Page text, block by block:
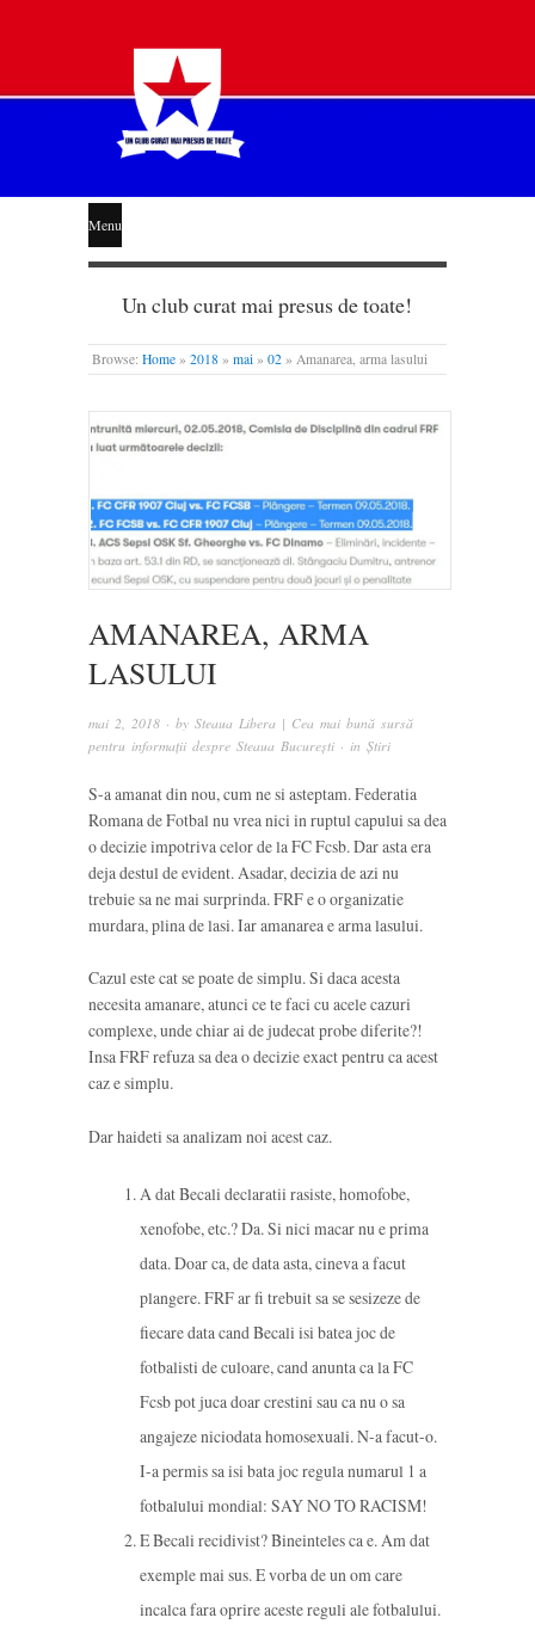
STEAUA
LIBERĂ
Menu
Un club curat mai presus de toate!
Browse: Home » 2018 » mai » 02 » Amanarea, arma lasului
AMANAREA, ARMA
LASULUI
mai 2, 2018 · by Steaua Libera | Cea mai bună sursă
pentru informații despre Steaua București · in Știri
S-a amanat din nou, cum ne si asteptam. Federatia
Romana de Fotbal nu vrea nici in ruptul capului sa dea
o decizie impotriva celor de la FC Fcsb. Dar asta era
deja destul de evident. Asadar, decizia de azi nu
trebuie sa ne mai surprinda. FRF e o organizatie
murdara, plina de lasi. Iar amanarea e arma lasului.
Cazul este cat se poate de simplu. Si daca acesta
necesita amanare, atunci ce te faci cu acele cazuri
complexe, unde chiar ai de judecat probe diferite?!
Insa FRF refuza sa dea o decizie exact pentru ca acest
caz e simplu.
Dar haideti sa analizam noi acest caz.
A dat Becali declaratii rasiste, homofobe,
xenofobe, etc.? Da. Si nici macar nu e prima
data. Doar ca, de data asta, cineva a facut
plangere. FRF ar fi trebuit sa se sesizeze de
fiecare data cand Becali isi batea joc de
fotbalisti de culoare, cand anunta ca la FC
Fcsb pot juca doar crestini sau ca nu o sa
angajeze niciodata homosexuali. N-a facut-o.
I-a permis sa isi bata joc regula numarul 1 a
fotbalului mondial: SAY NO TO RACISM!
E Becali recidivist? Bineinteles ca e. Am dat
exemple mai sus. E vorba de un om care
incalca fara oprire aceste reguli ale fotbalului.